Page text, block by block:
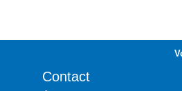
Contact